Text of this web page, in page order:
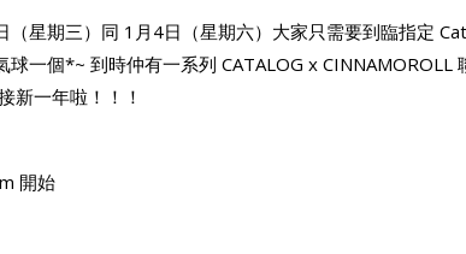
（星期三）同 1月4日（星期六）大家只需要到臨指定
球一個*~ 到時仲有一系列 CATALOG x CINNAMOROLL
新一年啦！！！
開始